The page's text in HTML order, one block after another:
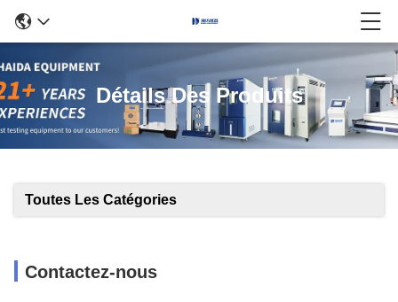
Détails Des Produits
Toutes Les Catégories
Contactez-nous